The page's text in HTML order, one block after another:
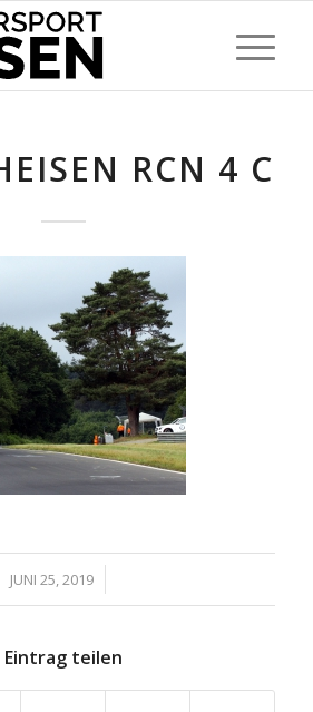
RCN 4 C
JUNI 25, 2019
/
Eintrag teilen